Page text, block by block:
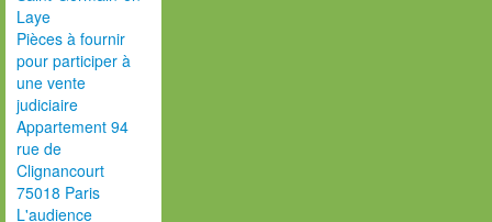
Laye
Pièces à fournir
pour participer à
une vente
judiciaire
Appartement 94
rue de
Clignancourt
75018 Paris
L'audience